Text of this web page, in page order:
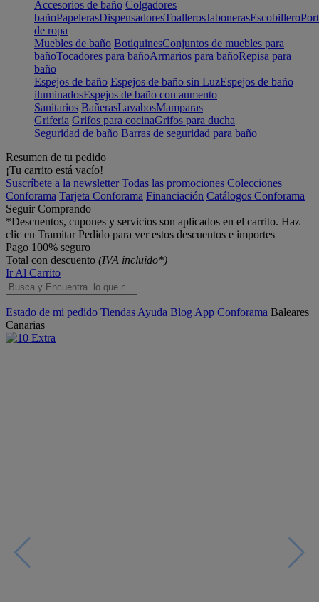
Accesorios de baño Colgadores
bañoPapelerasDispensadoresToallerosJabonerasEscobillero
de ropa
Muebles de baño BotiquinesConjuntos de muebles para
bañoTocadores para bañoArmarios para bañoRepisa para
baño
Espejos de baño Espejos de baño sin LuzEspejos de baño
iluminadosEspejos de baño con aumento
Sanitarios BañerasLavabosMamparas
Grifería Grifos para cocinaGrifos para ducha
Seguridad de baño Barras de seguridad para baño
Resumen de tu pedido
¡Tu carrito está vacío!
Suscríbete a la newsletter Todas las promociones Colecciones
Conforama Tarjeta Conforama Financiación Catálogos Conforama
Seguir Comprando
*Descuentos, cupones y servicios son aplicados en el carrito. Haz
clic en Tramitar Pedido para ver estos descuentos e importes
Pago 100% seguro
Total con descuento (IVA incluido*)
Ir Al Carrito
Estado de mi pedido Tiendas Ayuda Blog App Conforama Baleares
Canarias